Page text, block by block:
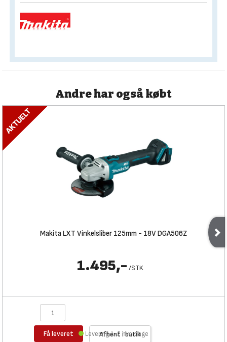
Andre har også købt
Makita LXT Vinkelsliber 125mm - 18V DGA506Z
1.495,- /STK
Få leveret Afhent i butik
Levering 1-2 hverdage